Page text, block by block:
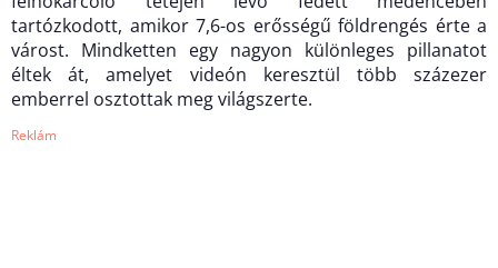
tartózkodott, amikor 7,6-os erősségű földrengés érte a
várost. Mindketten egy nagyon különleges pillanatot
éltek át, amelyet videón keresztül több százezer
emberrel osztottak meg világszerte.
Reklám